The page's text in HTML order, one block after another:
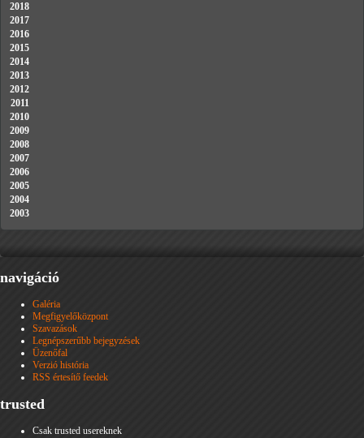
2018
2017
2016
2015
2014
2013
2012
2011
2010
2009
2008
2007
2006
2005
2004
2003
navigáció
Galéria
Megfigyelőközpont
Szavazások
Legnépszerűbb bejegyzések
Üzenőfal
Verzió história
RSS értesítő feedek
trusted
Csak trusted usereknek